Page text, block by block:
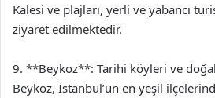
Kalesi ve plajları, yerli ve yabancı
ziyaret edilmektedir.
9. **Beykoz**: Tarihi köyleri ve
Beykoz, İstanbul’un en yeşil